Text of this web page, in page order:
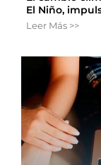
El Niño,
Leer Más >>